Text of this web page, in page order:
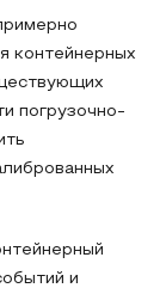
контейнерных
погрузочно-
и